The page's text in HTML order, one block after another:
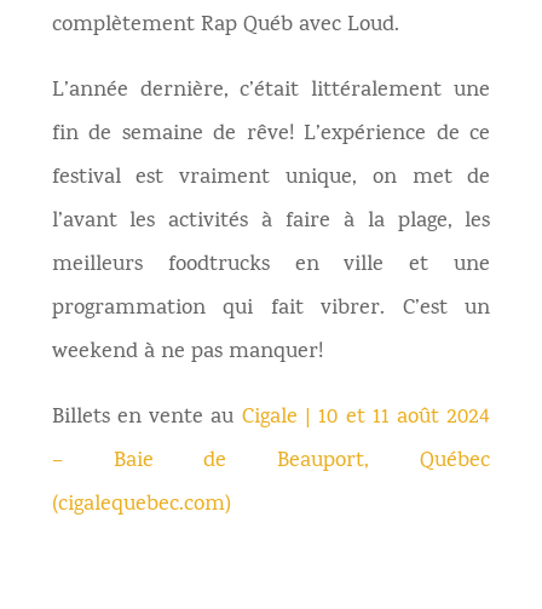
complètement Rap Québ avec Loud.
L’année dernière, c’était littéralement une
fin de semaine de rêve! L’expérience de ce
festival est vraiment unique, on met de
l’avant les activités à faire à la plage, les
meilleurs foodtrucks en ville et une
programmation qui fait vibrer. C’est un
weekend à ne pas manquer!
Billets en vente au Cigale | 10 et 11 août 2024
– Baie de Beauport, Québec
(cigalequebec.com)